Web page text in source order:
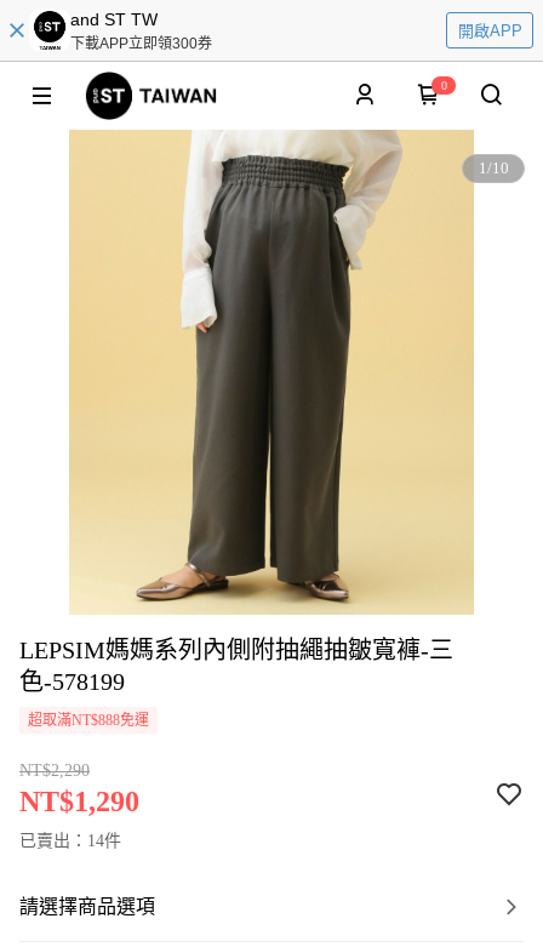
and ST TW
下載APP立即領300券
開啟APP
0
1/10
LEPSIM媽媽系列內側附抽繩抽皺寬褲-三
色-578199
超取滿NT$888免運
NT$2,290
NT$1,290
已賣出：14件
請選擇商品選項